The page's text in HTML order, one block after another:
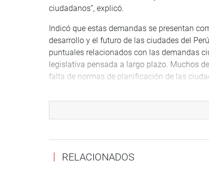
ciudadanos”, explicó.
Indicó que estas demandas se presentan
desarrollo y el futuro de las ciudades del
puntuales relacionados con las demandas
legislativa pensada a largo plazo. Muchos
falta de normas de planificación de las
“En primer lugar, se trató de la primera
fue necesario un proceso de conocimiento y
Finalmente, agradeció a los asistentes y a
RELACIONADOS